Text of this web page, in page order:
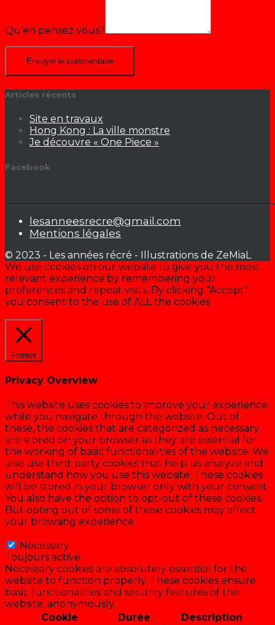
Qu’en pensez vous?
Articles récents
Site en travaux
Hong Kong : La ville monstre
Je découvre « One Piece »
Facebook
lesanneesrecre@gmail.com
Mentions légales
© 2023 - Les années récré - Illustrations de ZeMiaL
We use cookies on our website to give you the most
relevant experience by remembering your
preferences and repeat visits. By clicking “Accept”,
you consent to the use of ALL the cookies.
Fermer
Privacy Overview
This website uses cookies to improve your experience
while you navigate through the website. Out of
these, the cookies that are categorized as necessary
are stored on your browser as they are essential for
the working of basic functionalities of the website. We
also use third-party cookies that help us analyze and
understand how you use this website. These cookies
will be stored in your browser only with your consent.
You also have the option to opt-out of these cookies.
But opting out of some of these cookies may affect
your browsing experience.
Necessary
Toujours activé
Necessary cookies are absolutely essential for the
website to function properly. These cookies ensure
basic functionalities and security features of the
website, anonymously.
Cookie
Durée Description